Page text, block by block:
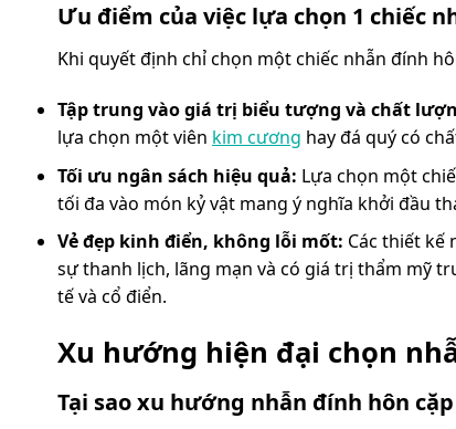
Ưu điểm của việc lựa chọn 1 chiếc
Khi quyết định chỉ chọn một chiếc nhẫn đính
Tập trung vào giá trị biểu tượng và chất
lựa chọn một viên kim cương hay đá quý có
Tối ưu ngân sách hiệu quả: Lựa chọn một
tối đa vào món kỷ vật mang ý nghĩa khởi đầu
Vẻ đẹp kinh điển, không lỗi mốt: Các thiết kế
sự thanh lịch, lãng mạn và có giá trị thẩm mỹ
tế và cổ điển.
Xu hướng hiện đại chọn
Tại sao xu hướng nhẫn đính hôn